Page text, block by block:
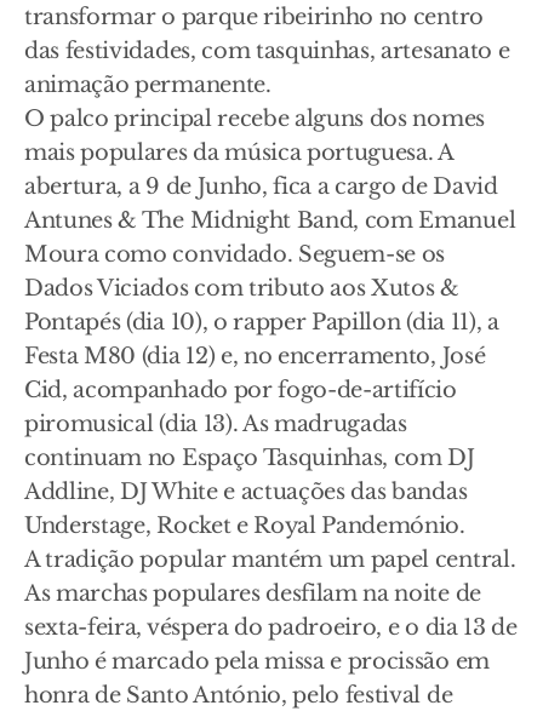
transformar o parque ribeirinho no centro
das festividades, com tasquinhas, artesanato e
animação permanente.
O palco principal recebe alguns dos nomes
mais populares da música portuguesa. A
abertura, a 9 de Junho, fica a cargo de David
Antunes & The Midnight Band, com Emanuel
Moura como convidado. Seguem-se os
Dados Viciados com tributo aos Xutos &
Pontapés (dia 10), o rapper Papillon (dia 11), a
Festa M80 (dia 12) e, no encerramento, José
Cid, acompanhado por fogo-de-artifício
piromusical (dia 13). As madrugadas
continuam no Espaço Tasquinhas, com DJ
Addline, DJ White e actuações das bandas
Understage, Rocket e Royal Pandemónio.
A tradição popular mantém um papel central.
As marchas populares desfilam na noite de
sexta-feira, véspera do padroeiro, e o dia 13 de
Junho é marcado pela missa e procissão em
honra de Santo António, pelo festival de